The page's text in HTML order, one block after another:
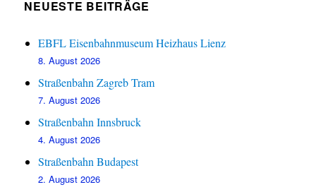
NEUESTE BEITRÄGE
EBFL Eisenbahnmuseum Heizhaus Lienz
8. August 2026
Straßenbahn Zagreb Tram
7. August 2026
Straßenbahn Innsbruck
4. August 2026
Straßenbahn Budapest
2. August 2026